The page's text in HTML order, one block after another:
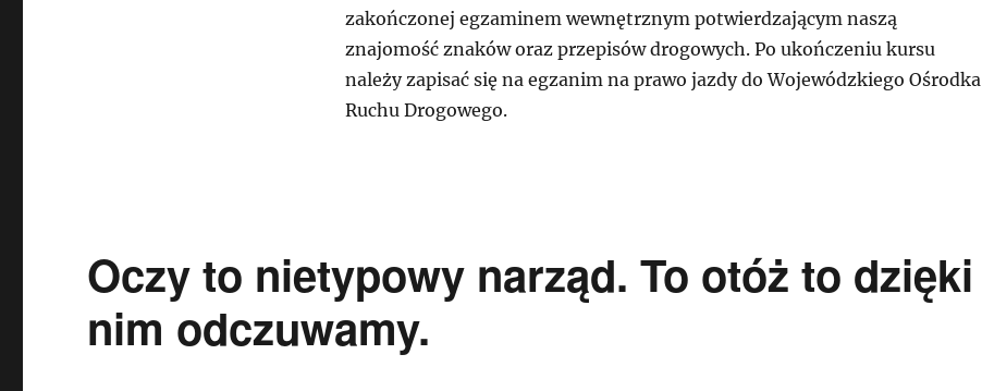
zakończonej egzaminem wewnętrznym potwierdzającym naszą
znajomość znaków oraz przepisów drogowych. Po ukończeniu kursu
należy zapisać się na egzanim na prawo jazdy do Wojewódzkiego Ośrodka
Ruchu Drogowego.
Oczy to nietypowy narząd. To otóż to dzięki
nim odczuwamy.